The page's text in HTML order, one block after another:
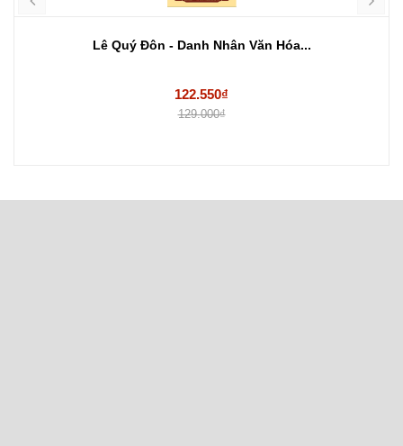
Lê Quý Đôn - Danh Nhân Văn Hóa...
122.550₫
129.000₫